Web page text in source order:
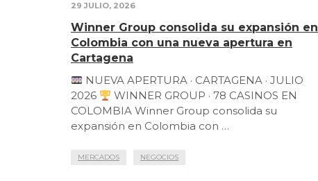
29 JULIO, 2026
Winner Group consolida su expansión en
Colombia con una nueva apertura en
Cartagena
NUEVA APERTURA · CARTAGENA · JULIO
2026
WINNER GROUP · 78 CASINOS EN
COLOMBIA Winner Group consolida su
expansión en Colombia con …
MERCADOS NEGOCIOS